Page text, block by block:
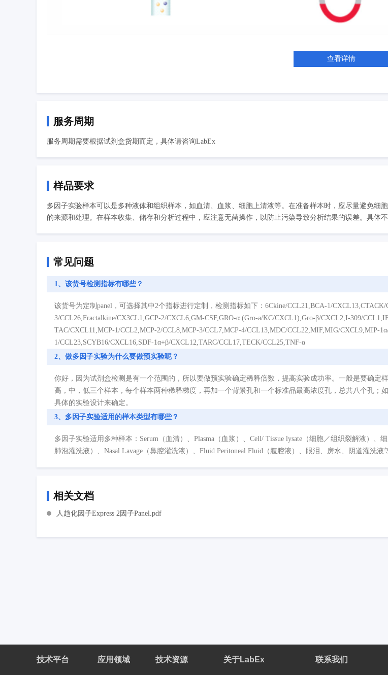
查看详情
服务周期
服务周期需要根据试剂盒货期而定，具体请咨询LabEx
样品要求
多因子实验样本可以是多种液体和组织样本，如血清、血浆、细胞上清液等。在准备样本时，应尽量避免
的来源和处理。在样本收集、储存和分析过程中，应注意无菌操作，以防止污染导致分析结果的误差。具体
常见问题
1、该货号检测指标有哪些？
该货号为定制panel，可选择其中2个指标进行定制，检测指标如下：6Ckine/CCL21,BCA-1/
3/CCL26,Fractalkine/CX3CL1,GCP-2/CXCL6,GM-CSF,GRO-α (Gro-a/KC/CXCL1),Gro-β/CXCL2,I-309/
TAC/CXCL11,MCP-1/CCL2,MCP-2/CCL8,MCP-3/CCL7,MCP-4/CCL13,MDC/CCL22,MIF,MIG/CXCL9,MIP-
1/CCL23,SCYB16/CXCL16,SDF-1α+β/CXCL12,TARC/CCL17,TECK/CCL25,TNF-α
2、做多因子实验为什么要做预实验呢？
你好，因为试剂盒检测是有一个范围的，所以要做预实验确定稀释倍数，提高实验成功率。一般是要确
高，中，低三个样本，每个样本两种稀释梯度，再加一个背景孔和一个标准品最高浓度孔，总共八个孔
具体的实验设计来确定。
3、多因子实验适用的样本类型有哪些？
多因子实验适用多种样本：Serum（血清）、Plasma（血浆）、Cell/ Tissue lysate（细胞／组织裂解液）、
肺泡灌洗液）、Nasal Lavage（鼻腔灌洗液）、Fluid Peritoneal Fluid（腹腔液）、眼泪、房水、阴道灌洗液
相关文档
人趋化因子Express 2因子Panel.pdf
技术平台 应用领域 技术资源 关于LabEx 联系我们